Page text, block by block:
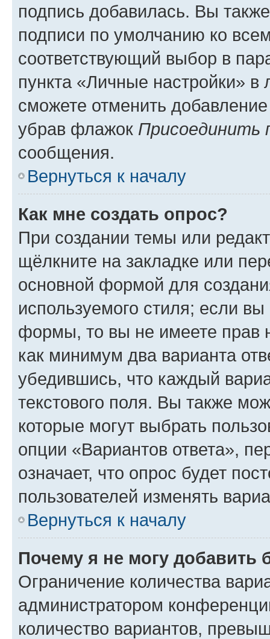
подпись добавилась. Вы
подписи по умолчанию ко
соответствующий выбор в
пункта «Личные настройки»
сможете отменить
убрав флажок Присоединить
сообщения.
Вернуться к началу
Как мне создать опрос?
При создании темы или
щёлкните на закладке или
основной формой для
используемого стиля; если
формы, то вы не имеете прав
как минимум два варианта
убедившись, что каждый
текстового поля. Вы также
которые могут выбрать
опции «Вариантов ответа»,
означает, что опрос будет
пользователей изменять
Вернуться к началу
Почему я не могу добавить
Ограничение количества
администратором
количество вариантов,